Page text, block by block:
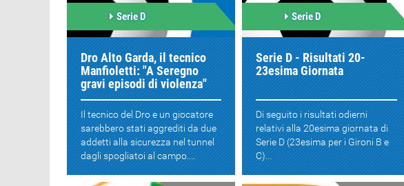
Serie D
Dro Alto Garda, il tecnico
Manfioletti: "A Seregno
gravi episodi di violenza"
Il tecnico del Dro e un giocatore
sarebbero stati aggrediti da due
addetti alla sicurezza nel tunnel
dagli spogliatoi al campo....
Serie D
Serie D - Risultati 20-
23esima Giornata
Di seguito i risultati odierni
relativi alla 20esima giornata di
Serie D (23esima per i Gironi B e
C)...